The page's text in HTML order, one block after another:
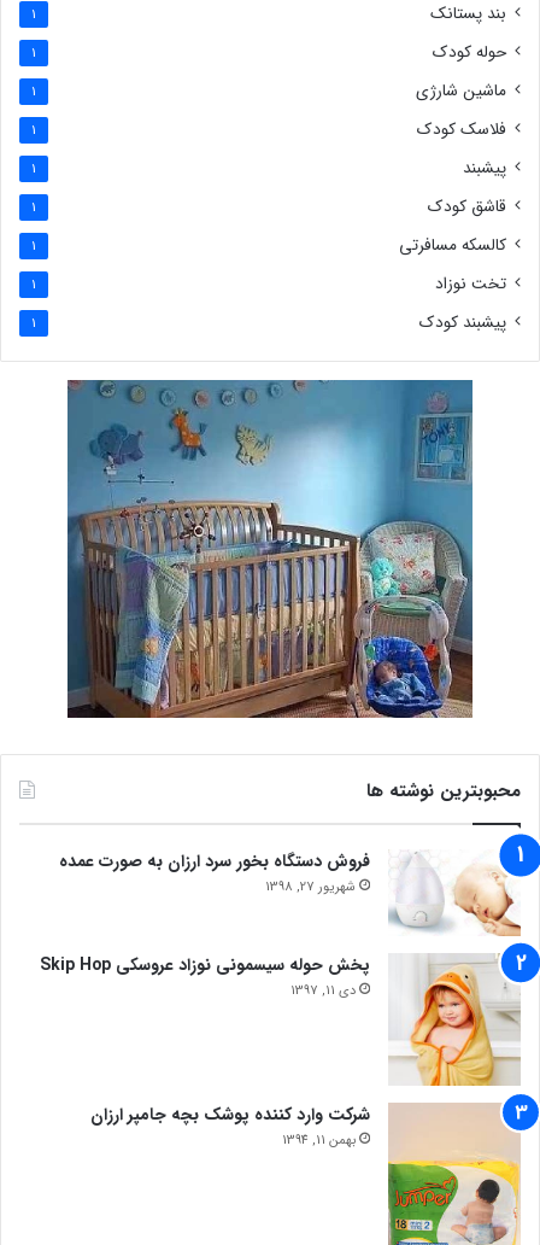
بند پستانک 1
حوله کودک 1
ماشین شارژی 1
فلاسک کودک 1
پیشبند 1
قاشق کودک 1
کالسکه مسافرتی 1
تخت نوزاد 1
پیشبند کودک 1
محبوبترین نوشته ها
فروش دستگاه بخور سرد ارزان به صورت عمده
شهریور 27, 1398
پخش حوله سیسمونی نوزاد عروسکی Skip Hop
دی 11, 1397
شرکت وارد کننده پوشک بچه جامپر ارزان
بهمن 11, 1394